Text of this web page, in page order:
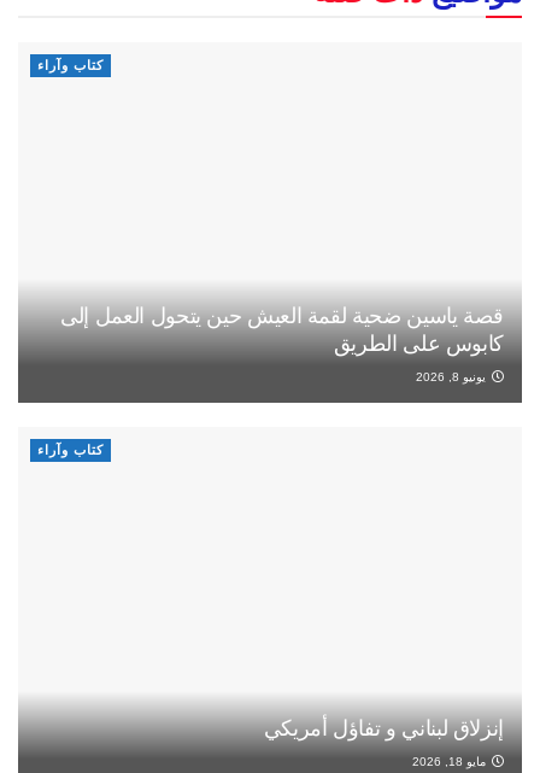
كتاب وآراء
قصة ياسين ضحية لقمة العيش حين يتحول العمل إلى
كابوس على الطريق
يونيو 8, 2026
كتاب وآراء
إنزلاق لبناني و تفاؤل أمريكي
مايو 18, 2026